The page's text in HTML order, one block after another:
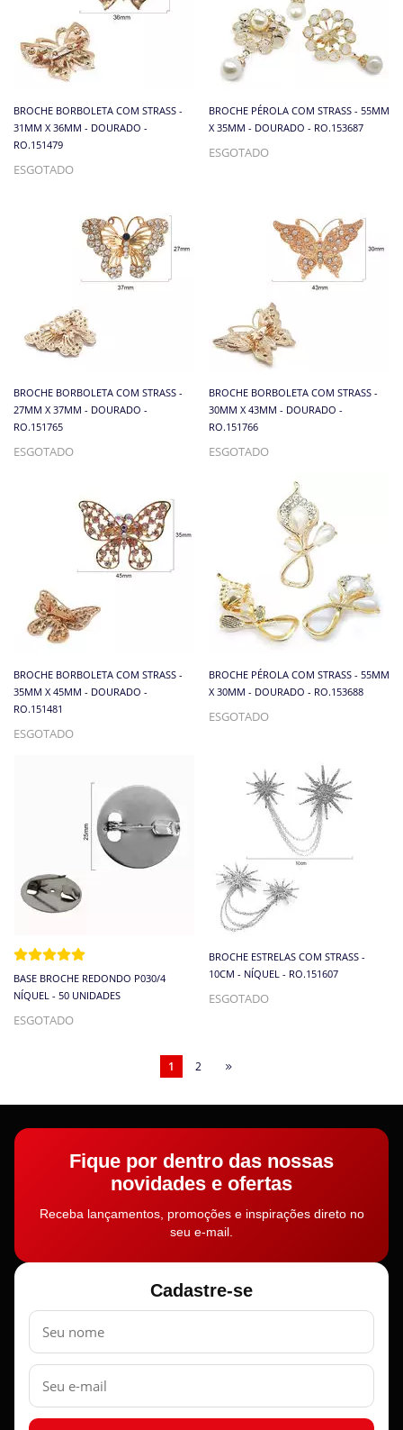
BROCHE BORBOLETA COM STRASS -
31MM X 36MM - DOURADO -
RO.151479
ESGOTADO
BROCHE PÉROLA COM STRASS - 55MM
X 35MM - DOURADO - RO.153687
ESGOTADO
BROCHE BORBOLETA COM STRASS -
27MM X 37MM - DOURADO -
RO.151765
ESGOTADO
BROCHE BORBOLETA COM STRASS -
30MM X 43MM - DOURADO -
RO.151766
ESGOTADO
BROCHE BORBOLETA COM STRASS -
35MM X 45MM - DOURADO -
RO.151481
ESGOTADO
BROCHE PÉROLA COM STRASS - 55MM
X 30MM - DOURADO - RO.153688
ESGOTADO
BASE BROCHE REDONDO P030/4
NÍQUEL - 50 UNIDADES
ESGOTADO
BROCHE ESTRELAS COM STRASS -
10CM - NÍQUEL - RO.151607
ESGOTADO
1 2
Fique por dentro das nossas
novidades e ofertas
Receba lançamentos, promoções e inspirações direto no
seu e-mail.
Cadastre-se
Nome
E-
mail